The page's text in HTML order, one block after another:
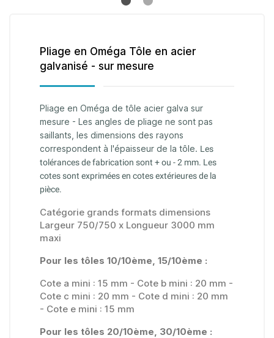
Pliage en Oméga Tôle en acier
galvanisé - sur mesure
Pliage en Oméga de tôle acier galva sur
mesure - Les angles de pliage ne sont pas
saillants, les dimensions des rayons
correspondent à l'épaisseur de la tôle. Les
tolérances de fabrication sont + ou - 2 mm. Les
cotes sont exprimées en cotes extérieures de la
pièce.
Catégorie grands formats dimensions
Largeur 750/750 x Longueur 3000 mm
maxi
Pour les tôles 10/10ème, 15/10ème :
Cote a mini : 15 mm - Cote b mini : 20 mm -
Cote c mini : 20 mm - Cote d mini : 20 mm
- Cote e mini : 15 mm
Pour les tôles 20/10ème, 30/10ème :